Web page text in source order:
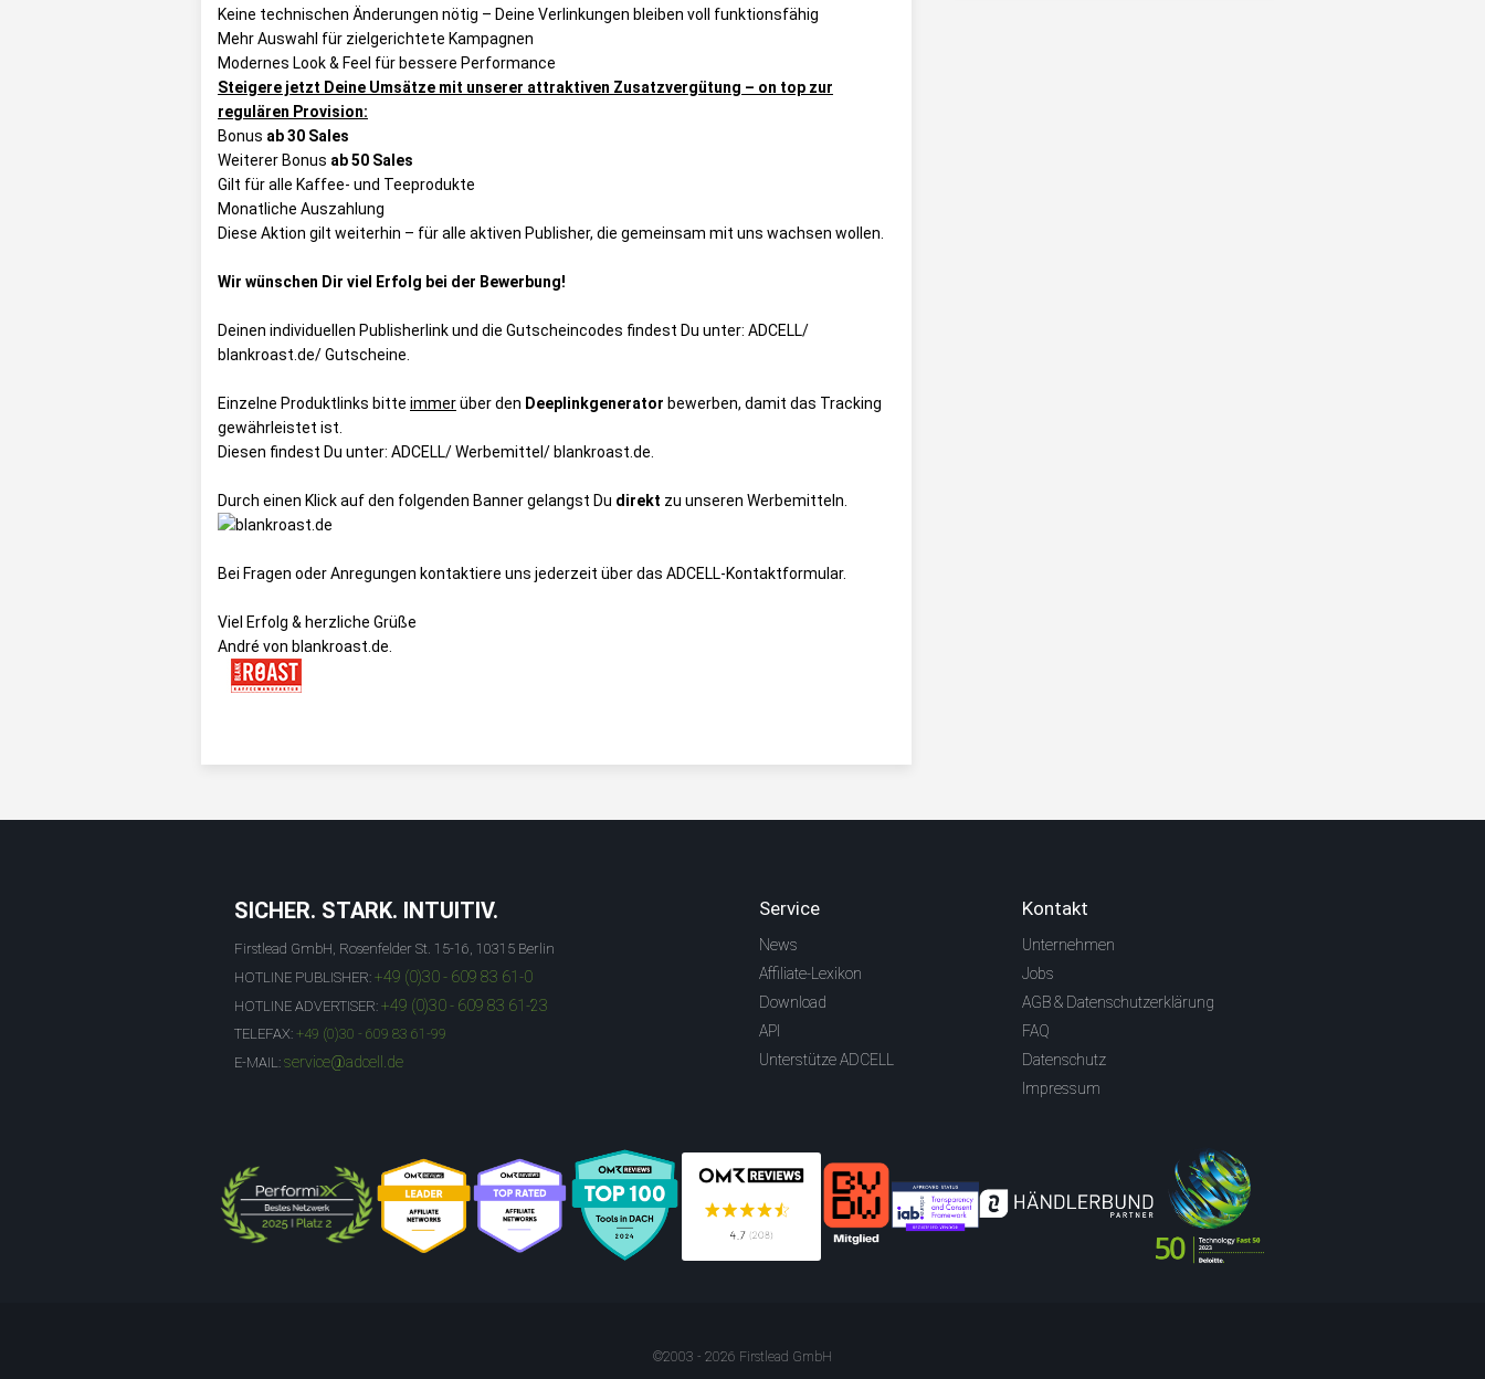
Keine technischen Änderungen nötig – Deine Verlinkungen bleiben voll funktionsfähig
Mehr Auswahl für zielgerichtete Kampagnen
Modernes Look & Feel für bessere Performance
Steigere jetzt Deine Umsätze mit unserer attraktiven Zusatzvergütung – on top zur
regulären Provision:
Bonus ab 30 Sales
Weiterer Bonus ab 50 Sales
Gilt für alle Kaffee- und Teeprodukte
Monatliche Auszahlung
Diese Aktion gilt weiterhin – für alle aktiven Publisher, die gemeinsam mit uns wachsen wollen.
Wir wünschen Dir viel Erfolg bei der Bewerbung!
Deinen individuellen Publisherlink und die Gutscheincodes findest Du unter: ADCELL/
blankroast.de/ Gutscheine
Einzelne Produktlinks bitte immerüber den Deeplinkgenerator bewerben, damit das Tracking
gewährleistet ist.
Diesen findest Du unter: ADCELL/ Werbemittel/ blankroast.de
Durch einen Klick auf den folgenden Banner gelangst Du direkt zu unseren Werbemitteln.
Bei Fragen oder Anregungen kontaktiere uns jederzeit über das ADCELL-Kontaktformular.
Viel Erfolg & herzliche Grüße
André von blankroast.de.
SICHER. STARK. INTUITIV.
Firstlead GmbH, Rosenfelder St. 15-16, 10315 Berlin
HOTLINE PUBLISHER: +49 (0)30 - 609 83 61-0
HOTLINE ADVERTISER: +49 (0)30 - 609 83 61-23
TELEFAX: +49 (0)30 - 609 83 61-99
E-MAIL: service@adcell.de
Service
News
Affiliate-Lexikon
Download
API
Unterstütze ADCELL
Kontakt
Unternehmen
Jobs
AGB & Datenschutzerklärung
FAQ
Datenschutz
Impressum
©2003 - 2026 Firstlead GmbH